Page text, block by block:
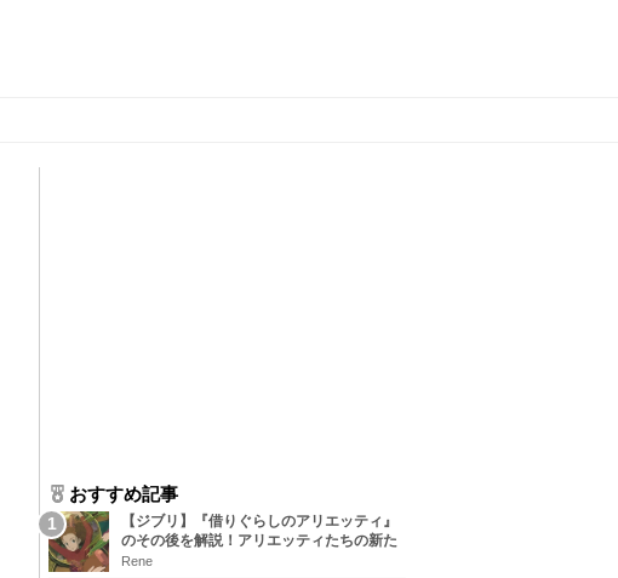
おすすめ記事
【ジブリ】『借りぐらしのアリエッティ』
のその後を解説！アリエッティたちの新た
な住処は？翔の病気は治る？
Rene